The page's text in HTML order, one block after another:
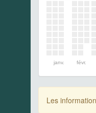
janv. févr.
Les